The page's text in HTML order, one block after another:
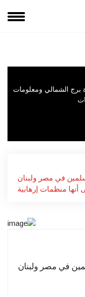
برج الشمالي ومعلومات
شمالًا لمسافة لا تقل عن
في مصر ولبنان
أنها منظمات إرهابية
في مصر ولبنان